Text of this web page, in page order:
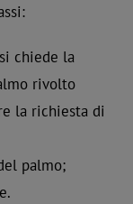
chiede la
rivolto
la richiesta di
palmo;